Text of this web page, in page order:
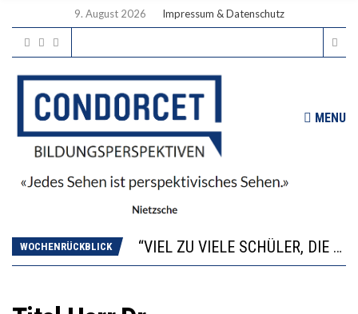
9. August 2026 Impressum & Datenschutz
MENU
WOCHENRÜCKBLICK
“VIEL ZU VIELE SCHÜLER, DIE GEMESSEN AN IHREN FÄHIGKEITEN GAR NICHT ANS GYMNASIUM GEHÖREN”
DIE GANZE HILFLOSIGKEIT DES BILDUNGSBÜRGERTUMS